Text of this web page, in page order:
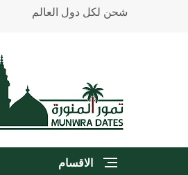
شحن لكل دول العالم
الاقسام